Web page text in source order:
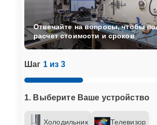
Шаг 1 из 3
1. Выберите Ваше устройство
Холодильник Телевизор
Отвечайте на вопросы, чтобы
расчет стоимости и сроков